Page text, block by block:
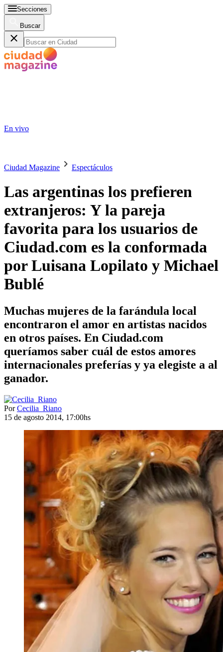
Secciones
Buscar
En vivo
Ciudad Magazine Espectáculos
Las argentinas los prefieren
extranjeros: Y la pareja
favorita para los usuarios de
Ciudad.com es la conformada
por Luisana Lopilato y Michael
Bublé
Muchas mujeres de la farándula local
encontraron el amor en artistas nacidos
en otros países. En Ciudad.com
queríamos saber cuál de estos amores
internacionales preferías y ya elegiste a al
ganador.
PorCecilia_Riano
15 de agosto 2014, 17:00hs